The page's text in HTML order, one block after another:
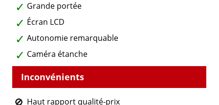
Grande portée
Écran LCD
Autonomie remarquable
Caméra étanche
Haut rapport qualité-prix